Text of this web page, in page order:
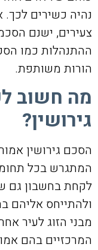
נהיה כשירים לכך.
צעירים, ישנם
ההתנהלות כמו
הורות משותפת.
מה חשוב
גירושין?
הסכם גירושין
המתגרש בכל
לקחת בחשבון גם
ולהתייחס אליהם
מבני הזוג לעיר
המרכזיים בהם